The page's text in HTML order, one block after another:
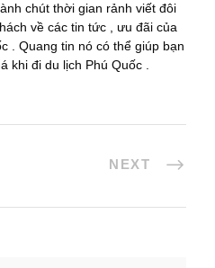
chút thời gian rảnh viết đôi
về các tin tức , ưu đãi của
. Quang tin nó có thể giúp bạn
khi đi du lịch Phú Quốc .
NEXT